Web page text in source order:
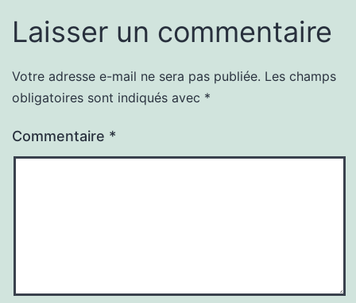
Laisser un commentaire
Votre adresse e-mail ne sera pas publiée. Les champs
obligatoires sont indiqués avec *
Commentaire *